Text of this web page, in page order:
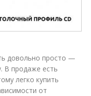
довольно просто —
В продаже есть
легко купить
от